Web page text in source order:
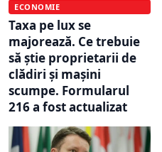
ECONOMIE
Taxa pe lux se
majorează. Ce trebuie
să știe proprietarii de
clădiri și mașini
scumpe. Formularul
216 a fost actualizat